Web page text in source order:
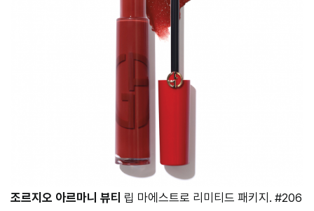
조르지오 아르마니 뷰티 립 마에스트로 리미티드 패키지. #206